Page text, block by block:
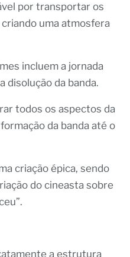
por transportar os
uma atmosfera
incluem a jornada
disolução da banda.
todos os aspectos da
da banda até o
criação épica, sendo
do cineasta sobre
a estrutura